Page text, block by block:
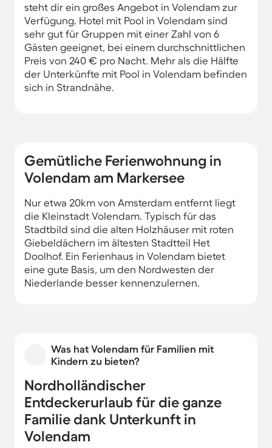
steht dir ein großes Angebot in Volendam zur
Verfügung. Hotel mit Pool in Volendam sind
sehr gut für Gruppen mit einer Zahl von 6
Gästen geeignet, bei einem durchschnittlichen
Preis von 240 € pro Nacht. Mehr als die Hälfte
der Unterkünfte mit Pool in Volendam befinden
sich in Strandnähe.
Gemütliche Ferienwohnung in
Volendam am Markersee
Nur etwa 20km von Amsterdam entfernt liegt
die Kleinstadt Volendam. Typisch für das
Stadtbild sind die alten Holzhäuser mit roten
Giebeldächern im ältesten Stadtteil Het
Doolhof. Ein Ferienhaus in Volendam bietet
eine gute Basis, um den Nordwesten der
Niederlande besser kennenzulernen.
Was hat Volendam für Familien mit
Kindern zu bieten?
Nordholländischer
Entdeckerurlaub für die ganze
Familie dank Unterkunft in
Volendam